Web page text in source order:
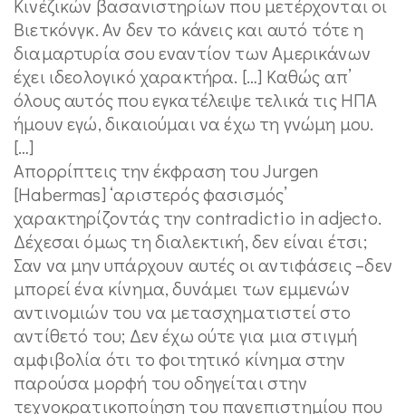
Κινέζικών βασανιστηρίων που μετέρχονται οι
Βιετκόνγκ. Αν δεν το κάνεις και αυτό τότε η
διαμαρτυρία σου εναντίον των Αμερικάνων
έχει ιδεολογικό χαρακτήρα. […] Καθώς απ’
όλους αυτός που εγκατέλειψε τελικά τις ΗΠΑ
ήμουν εγώ, δικαιούμαι να έχω τη γνώμη μου.
[…]
Απορρίπτεις την έκφραση του Jurgen
[Habermas] ‘αριστερός φασισμός’
χαρακτηρίζοντάς την contradictio in adjecto.
Δέχεσαι όμως τη διαλεκτική, δεν είναι έτσι;
Σαν να μην υπάρχουν αυτές οι αντιφάσεις –δεν
μπορεί ένα κίνημα, δυνάμει των εμμενών
αντινομιών του να μετασχηματιστεί στο
αντίθετό του; Δεν έχω ούτε για μια στιγμή
αμφιβολία ότι το φοιτητικό κίνημα στην
παρούσα μορφή του οδηγείται στην
τεχνοκρατικοποίηση του πανεπιστημίου που